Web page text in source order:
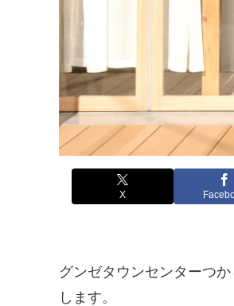
X
グンゼタウンセンターつ
します。